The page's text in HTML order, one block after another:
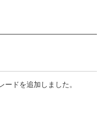
ドを追加しました。